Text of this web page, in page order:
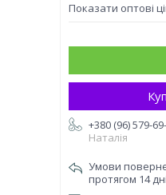
Показати оптові
+380 (96) 579-
Наталія
протягом 14